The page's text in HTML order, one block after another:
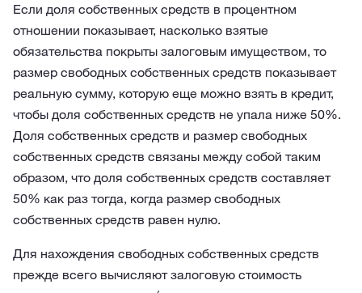
Если доля собственных средств в процентном
отношении показывает, насколько взятые
обязательства покрыты залоговым имуществом, то
размер свободных собственных средств показывает
реальную сумму, которую еще можно взять в кредит,
чтобы доля собственных средств не упала ниже 50%.
Доля собственных средств и размер свободных
собственных средств связаны между собой таким
образом, что доля собственных средств составляет
50% как раз тогда, когда размер свободных
собственных средств равен нулю.
Для нахождения свободных собственных средств
прежде всего вычисляют залоговую стоимость